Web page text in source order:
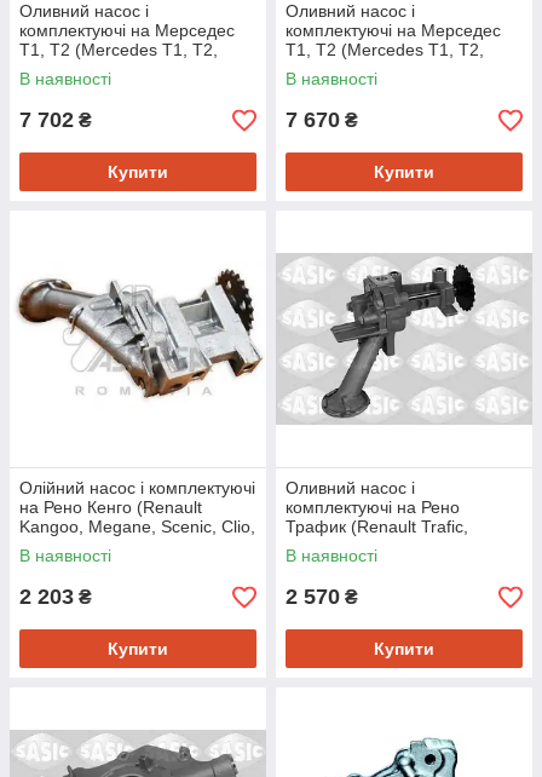
Оливний насос і
комплектуючі на Мерседес
Т1, Т2 (Mercedes T1, T2,
Sprinter) Febi 12740
В наявності
7 702 ₴
Купити
Оливний насос і
комплектуючі на Мерседес
Т1, Т2 (Mercedes T1, T2,
Sprinter) Swag 10990014
В наявності
7 670 ₴
Купити
Олійний насос і комплектуючі
на Рено Кенго (Renault
Kangoo, Megane, Scenic, Clio,
Modus) Asam 30372
В наявності
2 203 ₴
Купити
Оливний насос і
комплектуючі на Рено
Трафик (Renault Trafic,
Kangoo, Master, Megane,
Laguna) Sasic 3654009
В наявності
2 570 ₴
Купити